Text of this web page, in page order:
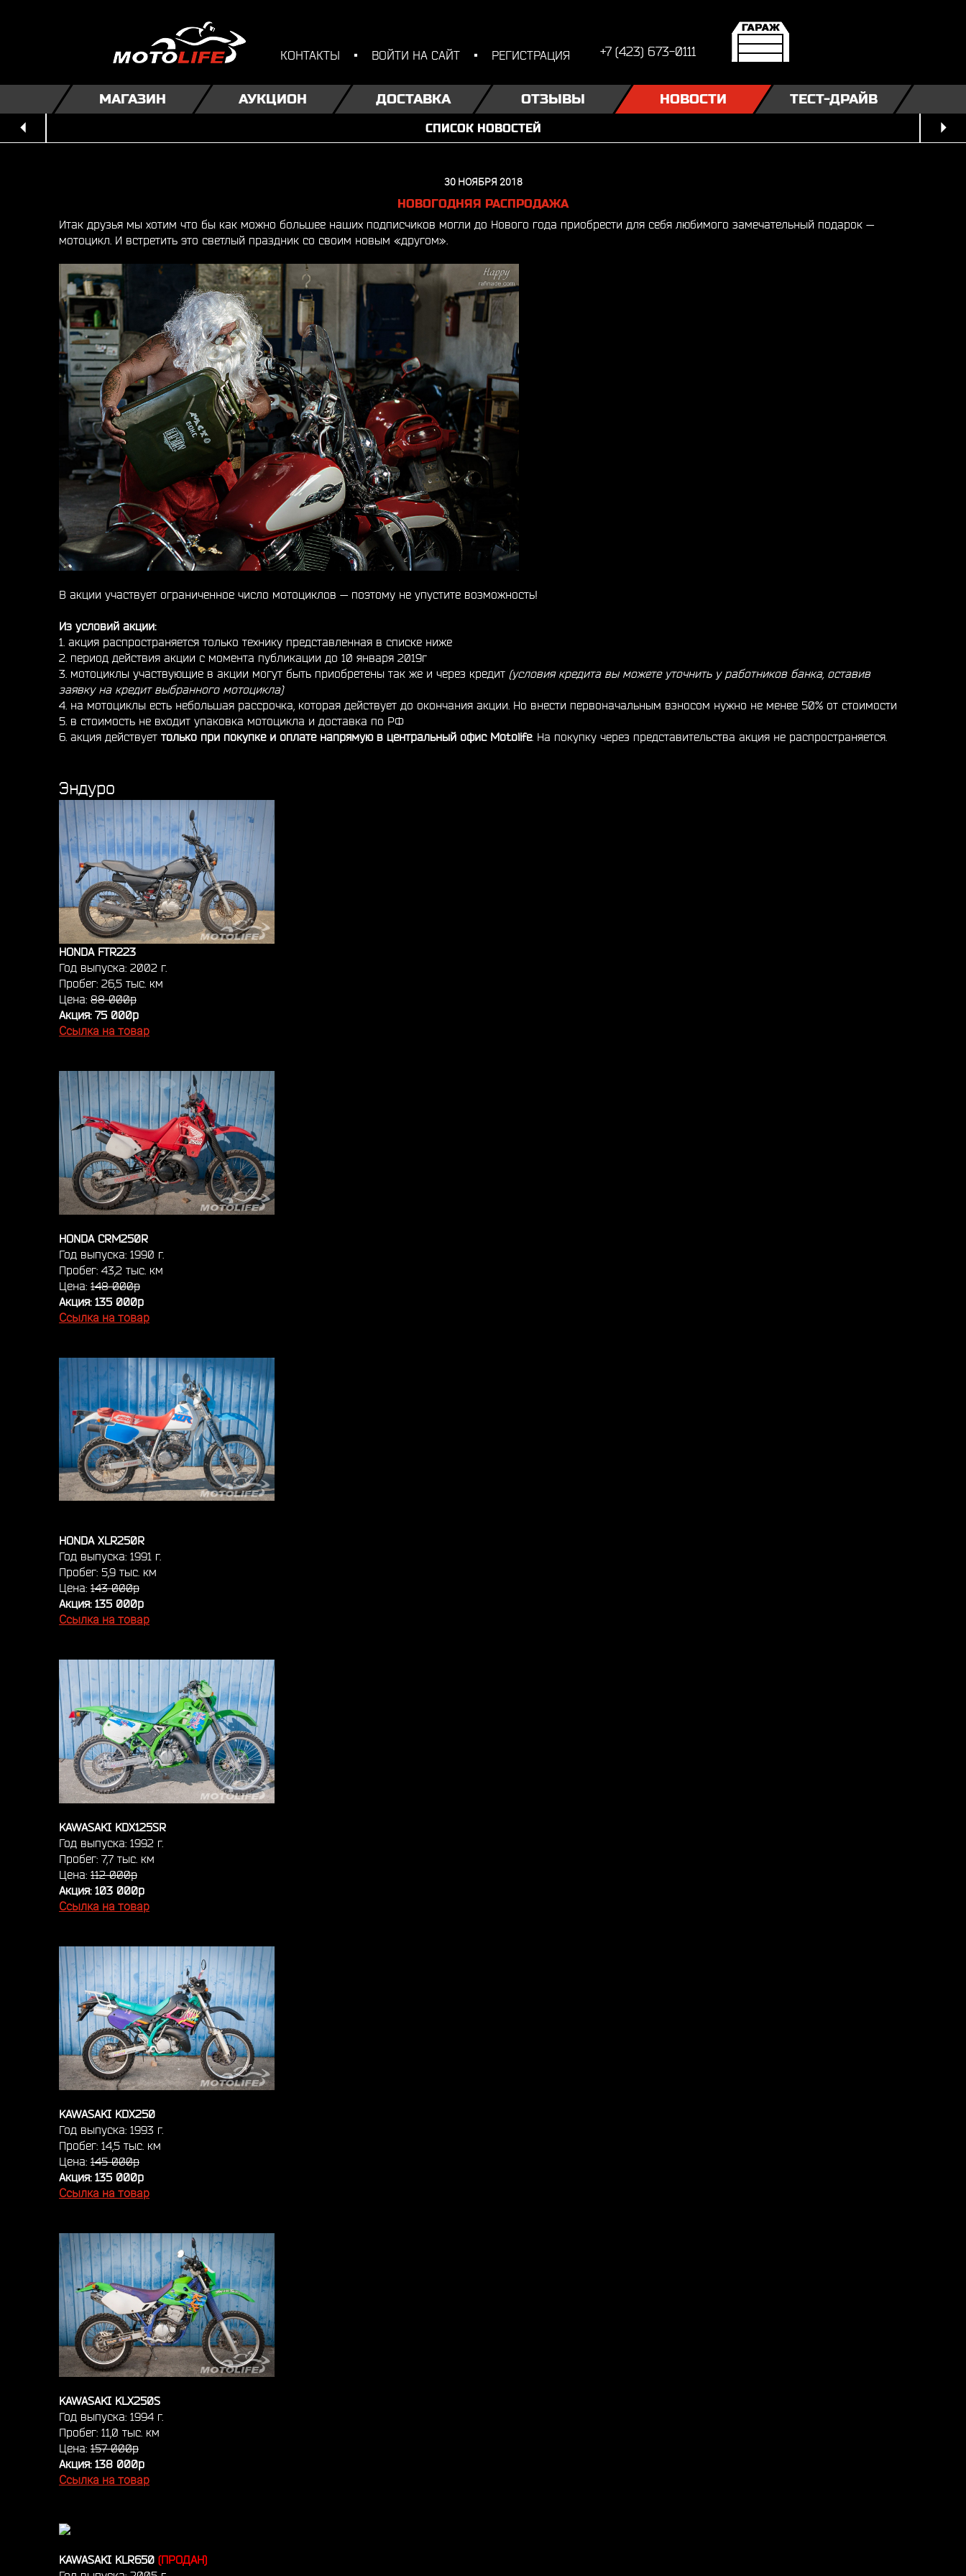
КОНТАКТЫ ВОЙТИ НА САЙТ РЕГИСТРАЦИЯ +7 (423) 673-0111
МАГАЗИН АУКЦИОН ДОСТАВКА ОТЗЫВЫ НОВОСТИ ТЕСТ-ДРАЙВ
СПИСОК НОВОСТЕЙ
30 НОЯБРЯ 2018
НОВОГОДНЯЯ РАСПРОДАЖА
Итак друзья мы хотим что бы как можно большее наших подписчиков могли до Нового года приобрести для себя любимого замечательный подарок —
мотоцикл. И встретить это светлый праздник со своим новым «другом».
В акции участвует ограниченное число мотоциклов — поэтому не упустите возможность!
Из условий акции:
1. акция распространяется только технику представленная в списке ниже
2. период действия акции с момента публикации до 10 января 2019г
3. мотоциклы участвующие в акции могут быть приобретены так же и через кредит (условия кредита вы можете уточнить у работников банка, оставив
заявку на кредит выбранного мотоцикла)
4. на мотоциклы есть небольшая рассрочка, которая действует до окончания акции. Но внести первоначальным взносом нужно не менее 50% от стоимости
5. в стоимость не входит упаковка мотоцикла и доставка по РФ
6. акция действует только при покупке и оплате напрямую в центральный офис Motolife. На покупку через представительства акция не распространяется.
Эндуро
HONDA FTR223
Год выпуска: 2002 г.
Пробег: 26,5 тыс. км
Цена: 88 000р
Акция: 75 000р
Ссылка на товар
HONDA CRM250R
Год выпуска: 1990 г.
Пробег: 43,2 тыс. км
Цена: 148 000р
Акция: 135 000р
Ссылка на товар
HONDA XLR250R
Год выпуска: 1991 г.
Пробег: 5,9 тыс. км
Цена: 143 000р
Акция: 135 000р
Ссылка на товар
KAWASAKI KDX125SR
Год выпуска: 1992 г.
Пробег: 7,7 тыс. км
Цена: 112 000р
Акция: 103 000р
Ссылка на товар
KAWASAKI KDX250
Год выпуска: 1993 г.
Пробег: 14,5 тыс. км
Цена: 145 000р
Акция: 135 000р
Ссылка на товар
KAWASAKI KLX250S
Год выпуска: 1994 г.
Пробег: 11,0 тыс. км
Цена: 157 000р
Акция: 138 000р
Ссылка на товар
KAWASAKI KLR650 (ПРОДАН)